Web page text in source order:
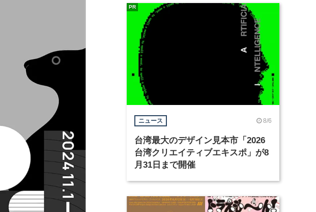
ニュース 8/6
台湾最大のデザイン見本市「2026
台湾クリエイティブエキスポ」が8
月31日まで開催
PR